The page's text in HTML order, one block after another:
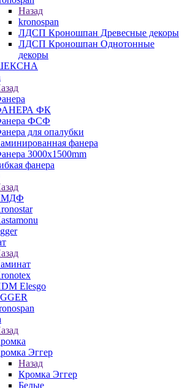
Назад
kronospan
ЛДСП Кроношпан Древесные декоры
ЛДСП Кроношпан Однотонные
декоры
ФК
ФСФ
для опалубки
фанера
3000х1500mm
фанера
Elesgo
Эггер
Назад
Кромка Эггер
Белые